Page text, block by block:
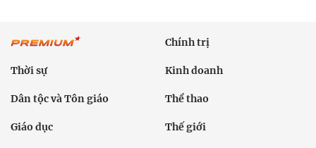
Chính trị
Thời sự Kinh doanh
Dân tộc và Tôn giáo Thể thao
Giáo dục Thế giới